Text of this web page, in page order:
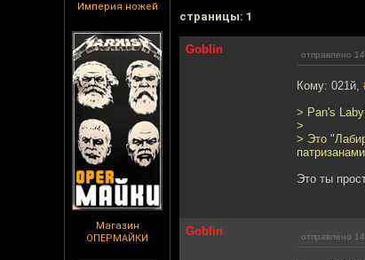
Империя ножей
Магазин
ОПЕРМАЙКИ
cтраницы: 1
Goblin отправлено
Кому: 021й,
> Pan's
>
> Это
Это ты
Goblin отправлено